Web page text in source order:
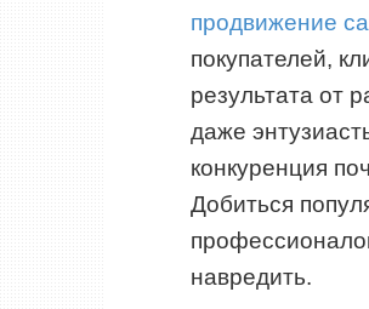
продвижение
покупателей,
результата от
даже
конкуренция
Добиться
навредить.